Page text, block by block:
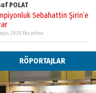
POLAT
Sebahattin Şirin’e
2026 Pazartesi
Yeri
RÖPORTAJLAR